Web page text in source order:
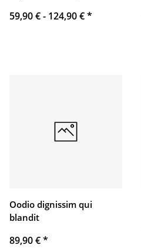
59,90 € - 124,90 €*
Oodio dignissim qui
blandit
89,90 €*